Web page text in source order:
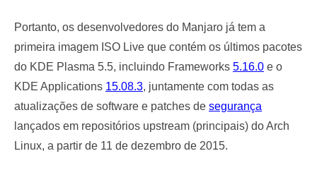
Portanto, os desenvolvedores do Manjaro já tem a
primeira imagem ISO Live que contém os últimos pacotes
do KDE Plasma 5.5, incluindo Frameworks 5.16.0 e o
KDE Applications 15.08.3, juntamente com todas as
atualizações de software e patches de segurança
lançados em repositórios upstream (principais) do Arch
Linux, a partir de 11 de dezembro de 2015.